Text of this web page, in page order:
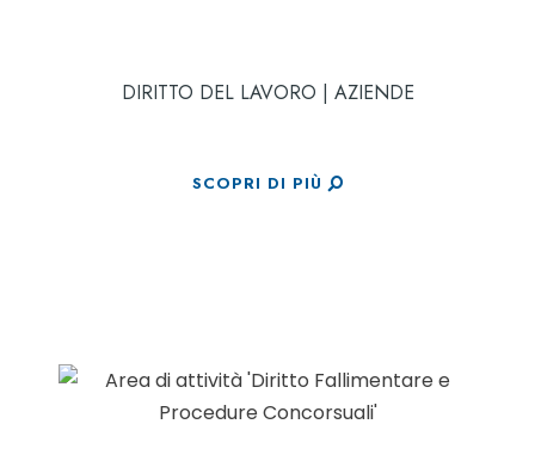
DIRITTO DEL LAVORO | AZIENDE
SCOPRI DI PIÙ